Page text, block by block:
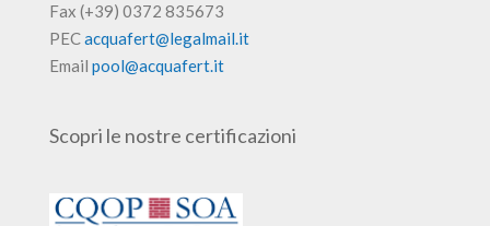
Fax (+39) 0372 835673
PECacquafert@legalmail.it
Email pool@acquafert.it
Scopri le nostre certificazioni